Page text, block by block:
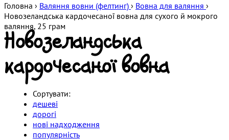
Головна › Валяння вовни (фелтинг) › Вовна для валяння ›
Новозеландська кардочесаної вовна для сухого й мокрого
валяння, 25 грам
Новозеландська
кардочесаної вовна
Сортувати:
дешеві
дорогі
нові надходження
популярність